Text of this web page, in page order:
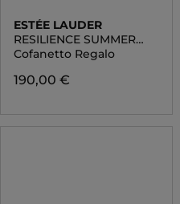
ESTÉE LAUDER
RESILIENCE SUMMER
SET
Cofanetto Regalo
190,00 €